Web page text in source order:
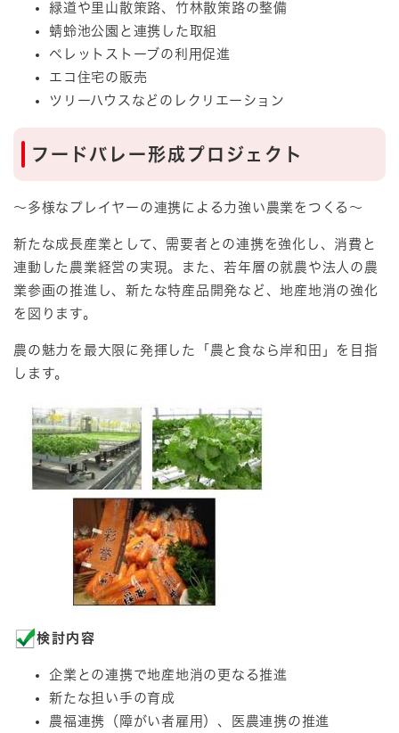
緑道や里山散策路、竹林散策路の整備
蜻蛉池公園と連携した取組
ペレットストーブの利用促進
エコ住宅の販売
ツリーハウスなどのレクリエーション
フードバレー形成プロジェクト
～多様なプレイヤーの連携による力強い農業をつくる～
新たな成長産業として、需要者との連携を強化し、消費と
連動した農業経営の実現。また、若年層の就農や法人の農
業参画の推進し、新たな特産品開発など、地産地消の強化
を図ります。
農の魅力を最大限に発揮した「農と食なら岸和田」を目指
します。
検討内容
企業との連携で地産地消の更なる推進
新たな担い手の育成
農福連携（障がい者雇用）、医農連携の推進